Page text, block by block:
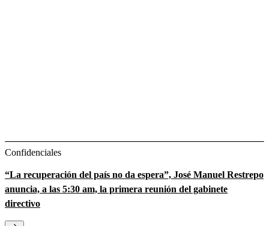
Confidenciales
“La recuperación del país no da espera”, José Manuel Restrepo
anuncia, a las 5:30 am, la primera reunión del gabinete
directivo